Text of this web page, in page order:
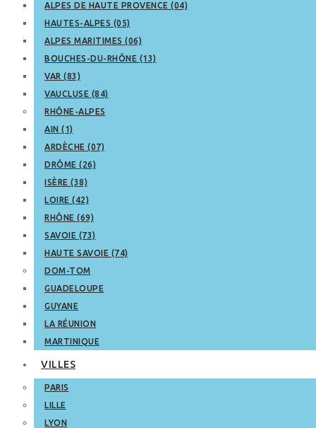
ALPES DE HAUTE PROVENCE (04)
HAUTES-ALPES (05)
ALPES MARITIMES (06)
BOUCHES-DU-RHÔNE (13)
VAR (83)
VAUCLUSE (84)
RHÔNE-ALPES
AIN (1)
ARDÈCHE (07)
DRÔME (26)
ISÈRE (38)
LOIRE (42)
RHÔNE (69)
SAVOIE (73)
HAUTE SAVOIE (74)
DOM-TOM
GUADELOUPE
GUYANE
LA RÉUNION
MARTINIQUE
VILLES
PARIS
LILLE
LYON